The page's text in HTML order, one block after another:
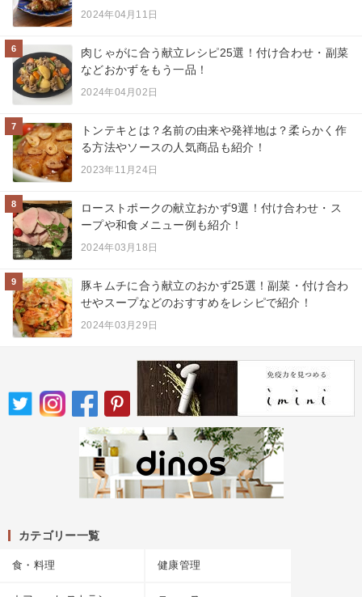
2024年04月11日
6
肉じゃがに合う献立レシピ25選！付け合わせ・副菜
などおかずをもう一品！
2024年04月02日
7
トンテキとは？名前の由来や発祥地は？柔らかく作
る方法やソースの人気商品も紹介！
2023年11月24日
8
ローストポークの献立おかず9選！付け合わせ・ス
ープや和食メニュー例も紹介！
2024年03月18日
9
豚キムチに合う献立のおかず25選！副菜・付け合わ
せやスープなどのおすすめをレシピで紹介！
2024年03月29日
カテゴリー一覧
食・料理 健康管理